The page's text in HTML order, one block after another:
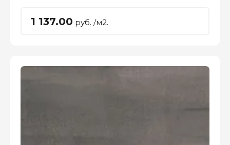
1 137.00 руб. /м2.